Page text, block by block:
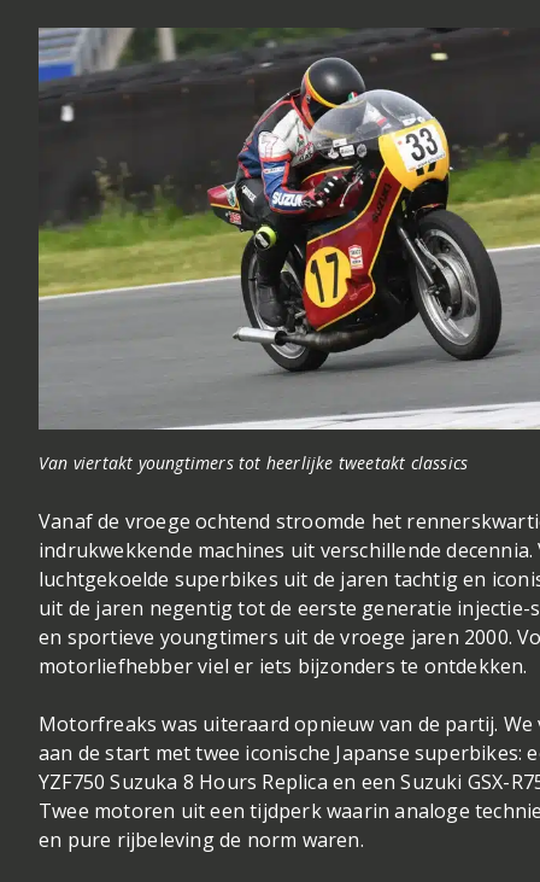
Van viertakt youngtimers tot heerlijke tweetakt classics
Vanaf de vroege ochtend stroomde het
indrukwekkende machines uit verschillende decennia.
luchtgekoelde superbikes uit de jaren tachtig en
uit de jaren negentig tot de eerste generatie injectie-
en sportieve youngtimers uit de vroege jaren 2000.
motorliefhebber viel er iets bijzonders te ontdekken.
Motorfreaks was uiteraard opnieuw van de partij. We
aan de start met twee iconische Japanse superbikes:
YZF750 Suzuka 8 Hours Replica en een Suzuki GSX-
Twee motoren uit een tijdperk waarin analoge
en pure rijbeleving de norm waren.